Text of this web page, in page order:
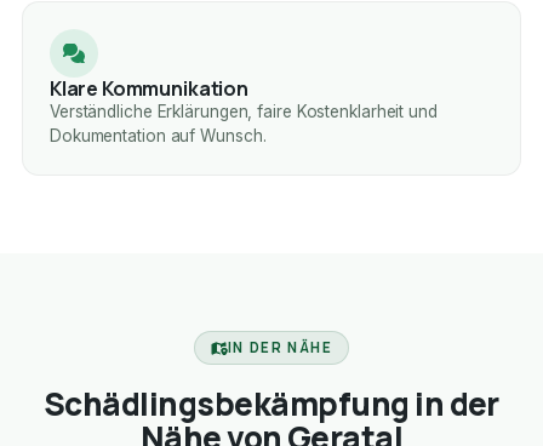
Klare Kommunikation
Verständliche Erklärungen, faire Kostenklarheit und
Dokumentation auf Wunsch.
IN DER NÄHE
Schädlingsbekämpfung in der